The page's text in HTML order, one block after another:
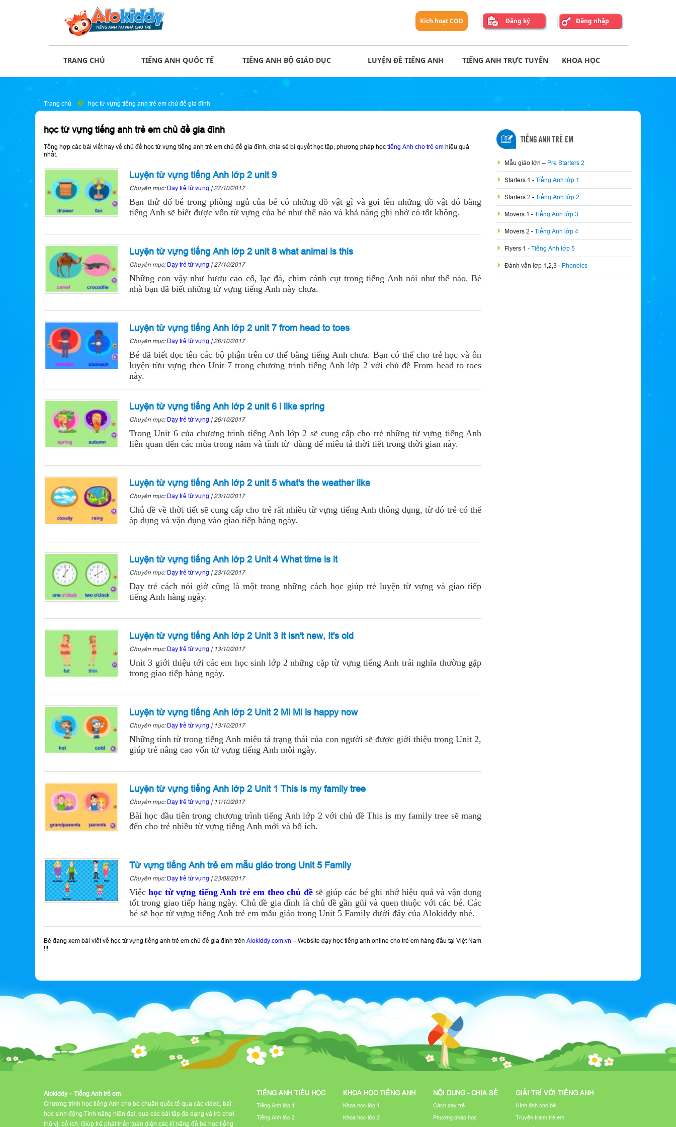
Đăng nhập
Đăng ký
Kích hoạt COD
TRANG CHỦ TIẾNG ANH QUỐC TẾ TIẾNG ANH BỘ GIÁO DỤC LUYỆN ĐỀ TIẾNG ANH TIẾNG ANH TRỰC TUYẾN KHOA HỌC
Trang chủ học từ vựng tiếng anh trẻ em chủ đề gia đình
học từ vựng tiếng anh trẻ em chủ đề gia đình
Tổng hợp các bài viết hay về chủ đề học từ vựng tiếng anh trẻ em chủ đề gia đình, chia sẻ bí quyết học tập, phương pháp học tiếng Anh cho trẻ em hiệu quả
nhất.
Luyện từ vựng tiếng Anh lớp 2 unit 9
Chuyên mục: Dạy trẻ từ vựng |27/10/2017
Bạn thử đố bé trong phòng ngủ của bé có những đồ vật gì và gọi tên những đồ vật đó bằng
tiếng Anh sẽ biết được vốn từ vựng của bé như thế nào và khả năng ghi nhớ có tốt không.
Luyện từ vựng tiếng Anh lớp 2 unit 8 what animal is this
Chuyên mục: Dạy trẻ từ vựng |27/10/2017
Những con vậy như hươu cao cổ, lạc đà, chim cánh cụt trong tiếng Anh nói như thế nào. Bé
nhà bạn đã biết những từ vựng tiếng Anh này chưa.
Luyện từ vựng tiếng Anh lớp 2 unit 7 from head to toes
Chuyên mục: Dạy trẻ từ vựng |26/10/2017
Bé đã biết đọc tên các bộ phận trên cơ thể bằng tiếng Anh chưa. Bạn có thể cho trẻ học và ôn
luyện từu vựng theo Unit 7 trong chương trình tiếng Anh lớp 2 với chủ đề From head to toes
này.
Luyện từ vựng tiếng Anh lớp 2 unit 6 i like spring
Chuyên mục: Dạy trẻ từ vựng |26/10/2017
Trong Unit 6 của chương trình tiếng Anh lớp 2 sẽ cung cấp cho trẻ những từ vựng tiếng Anh
liên quan đến các mùa trong năm và tính từ dùng để miêu tả thời tiết trong thời gian này.
Luyện từ vựng tiếng Anh lớp 2 unit 5 what's the weather like
Chuyên mục: Dạy trẻ từ vựng |23/10/2017
Chủ đề về thời tiết sẽ cung cấp cho trẻ rất nhiều từ vựng tiếng Anh thông dụng, từ đó trẻ có thể
áp dụng và vận dụng vào giao tiếp hàng ngày.
Luyện từ vựng tiếng Anh lớp 2 Unit 4 What time is it
Chuyên mục: Dạy trẻ từ vựng |23/10/2017
Dạy trẻ cách nói giờ cũng là một trong những cách học giúp trẻ luyện từ vựng và giao tiếp
tiếng Anh hàng ngày.
Luyện từ vựng tiếng Anh lớp 2 Unit 3 It isn't new, It's old
Chuyên mục: Dạy trẻ từ vựng | 13/10/2017
Unit 3 giới thiệu tới các em học sinh lớp 2 những cặp từ vựng tiếng Anh trái nghĩa thường gặp
trong giao tiếp hàng ngày.
Luyện từ vựng tiếng Anh lớp 2 Unit 2 Mi Mi is happy now
Chuyên mục: Dạy trẻ từ vựng | 13/10/2017
Những tính từ trong tiếng Anh miêu tả trạng thái của con người sẽ được giới thiệu trong Unit 2,
giúp trẻ nâng cao vốn từ vựng tiếng Anh mỗi ngày.
Luyện từ vựng tiếng Anh lớp 2 Unit 1 This is my family tree
Chuyên mục: Dạy trẻ từ vựng | 11/10/2017
Bài học đầu tiên trong chương trình tiếng Anh lớp 2 với chủ đề This is my family tree sẽ mang
đến cho trẻ nhiều từ vựng tiếng Anh mới và bổ ích.
Từ vựng tiếng Anh trẻ em mẫu giáo trong Unit 5 Family
Chuyên mục: Dạy trẻ từ vựng |23/08/2017
Việchọc từ vựng tiếng Anh trẻ em theo chủ đềsẽ giúp các bé ghi nhớ hiệu quả và vận dụng
tốt trong giao tiếp hàng ngày. Chủ đề gia đình là chủ đề gần gũi và quen thuộc với các bé. Các
bé sẽ học từ vựng tiếng Anh trẻ em mẫu giáo trong Unit 5 Family dưới đây của Alokiddy nhé.
Bé đang xem bài viết về học từ vựng tiếng anh trẻ em chủ đề gia đình trên Alokiddy.com.vn – Website dạy học tiếng anh online cho trẻ em hàng đầu tại Việt Nam
!!!
TIẾNG ANH TRẺ EM
Mẫu giáo lớn – Pre Starters 2
Starters 1 - Tiếng Anh lớp 1
Starters 2 - Tiếng Anh lớp 2
Movers 1 - Tiếng Anh lớp 3
Movers 2 - Tiếng Anh lớp 4
Flyers 1 - Tiếng Anh lớp 5
Đánh vần lớp 1,2,3 - Phoneics
Alokiddy – Tiếng Anh trẻ em
Chương trình học tiếng Anh cho bé chuẩn quốc tế qua các video, bài
học sinh động.Tính năng hiện đại, qua các bài tập đa dạng và trò chơi
thú vị, bổ ích. Giúp trẻ phát triển toàn diện các kĩ năng để bé học tiếng
TIẾNG ANH TIỂU HỌC
Tiếng Anh lớp 1
Tiếng Anh lớp 2
KHOA HỌC TIẾNG ANH
Khoa học lớp 1
Khoa học lớp 2
NỘI DUNG - CHIA SẺ
Cách dạy trẻ
Phương pháp học
GIẢI TRÍ VỚI TIẾNG ANH
Hình ảnh cho bé
Truyện tranh trẻ em